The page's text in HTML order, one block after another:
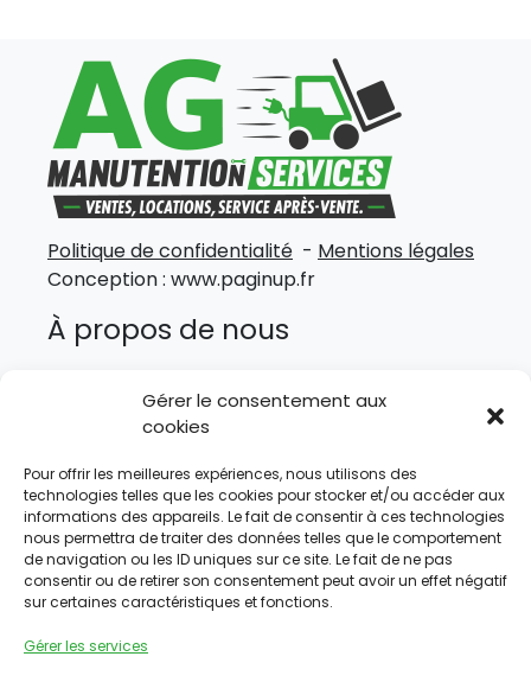
Gérer le consentement aux
cookies
Pour offrir les meilleures expériences, nous utilisons des
technologies telles que les cookies pour stocker et/ou accéder aux
informations des appareils. Le fait de consentir à ces technologies
nous permettra de traiter des données telles que le comportement
de navigation ou les ID uniques sur ce site. Le fait de ne pas
consentir ou de retirer son consentement peut avoir un effet négatif
sur certaines caractéristiques et fonctions.
Gérer les services
Politique de confidentialité - Mentions légales
Conception : www.paginup.fr
À propos de nous
Services vous accompagne dans tous vos
projets d’acquisition, de location ou d’entretien
de matériel de manutention.
Plan du site
Accueil
Notre entreprise
Nos solutions